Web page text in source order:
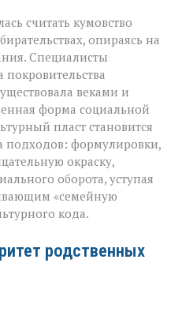
считать кумовство
опираясь на
Специалисты
веками и
форма социальной
пласт становится
подходов: формулировки,
окраску,
оборота, уступая
«семейную
кода.
родственных